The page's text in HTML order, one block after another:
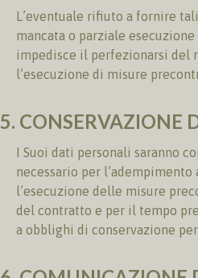
L’eventuale rifiuto a fornire
mancata o parziale
impedisce il perfezionarsi del
l’esecuzione di misure
5. CONSERVAZIONE
I Suoi dati personali saranno
necessario per
l’esecuzione delle misure
del contratto e per il tempo
a obblighi di conservazione